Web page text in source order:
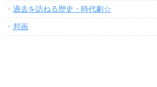
過去を訪ねる歴史・時代劇☆
邦画